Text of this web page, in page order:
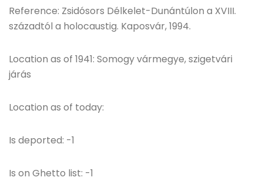
Reference: Zsidósors Délkelet-Dunántúlon a XVIII.
századtól a holocaustig. Kaposvár, 1994.
Location as of 1941: Somogy vármegye, szigetvári
járás
Location as of today:
Is deported: -1
Is on Ghetto list: -1